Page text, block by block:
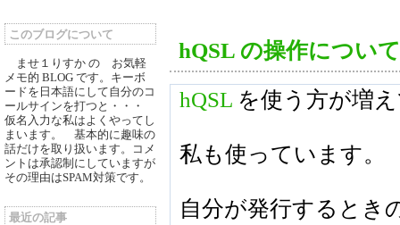
このブログについて
ませ１りすか の お気軽
メモ的 BLOG です。キーボ
ードを日本語にして自分のコ
ールサインを打つと・・・
仮名入力な私はよくやってし
まいます。 基本的に趣味の
話だけを取り扱います。コメ
ントは承認制にしていますが
その理由はSPAM対策です。
最近の記事
hQSL の操作について
hQSL を使う方が増
私も使っています。
自分が発行するとき